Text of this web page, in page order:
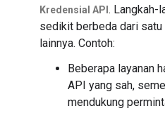
Kredensial API . Langkah-
sedikit berbeda dari satu
lainnya. Contoh:
Beberapa layanan
API yang sah,
mendukung